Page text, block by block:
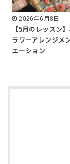
2026年6月8日
【5月のレッスン
ラワーアレンジメ
エーション